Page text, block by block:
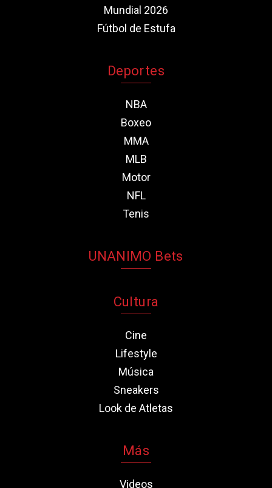
Mundial 2026
Fútbol de Estufa
Deportes
NBA
Boxeo
MMA
MLB
Motor
NFL
Tenis
UNANIMO Bets
Cultura
Cine
Lifestyle
Música
Sneakers
Look de Atletas
Más
Videos